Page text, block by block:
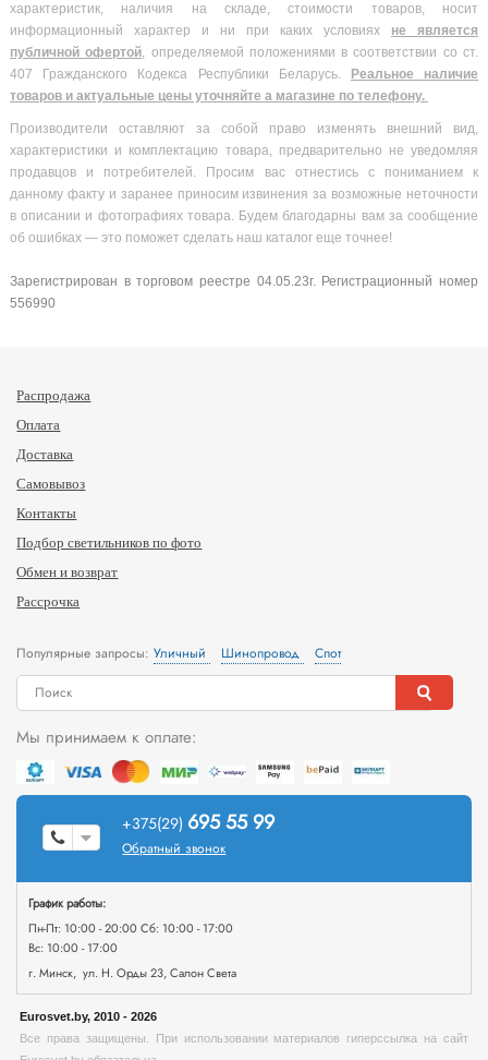
характеристик, наличия на складе, стоимости товаров, носит
информационный характер и ни при каких условиях не является
публичной офертой, определяемой положениями в соответствии со ст.
407 Гражданского Кодекса Республики Беларусь.
Реальное наличие
товаров и актуальные цены уточняйте а магазине по телефону.
Производители оставляют за собой право изменять внешний вид,
характеристики и комплектацию товара, предварительно не уведомляя
продавцов и потребителей. Просим вас отнестись с пониманием к
данному факту и заранее приносим извинения за возможные неточности
в описании и фотографиях товара. Будем благодарны вам за сообщение
об ошибках — это поможет сделать наш каталог еще точнее!
Зарегистрирован в торговом реестре 04.05.23г. Регистрационный номер
556990
Распродажа
Оплата
Доставка
Самовывоз
Контакты
Подбор светильников по фото
Обмен и возврат
Рассрочка
Популярные запросы:Уличный Шинопровод Спот
Мы принимаем к оплате:
+375(29) 695 55 99
Обратный звонок
График работы:
Пн-Пт: 10:00 - 20:00 Сб: 10:00 - 17:00
Вс: 10:00 - 17:00
г. Минск, ул. Н. Орды 23, Салон Света
Eurosvet.by, 2010 - 2026
Все права защищены. При использовании материалов гиперссылка на сайт